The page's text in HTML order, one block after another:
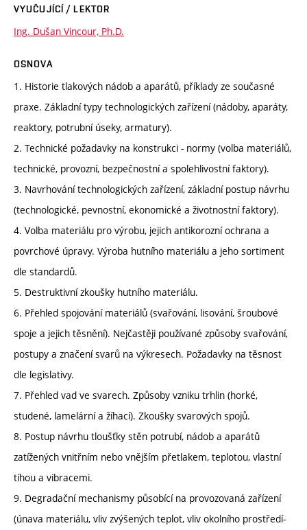
VYUČUJÍCÍ / LEKTOR
Ing. Dušan Vincour, Ph.D.
OSNOVA
1. Historie tlakových nádob a aparátů, příklady ze současné
praxe. Základní typy technologických zařízení (nádoby, aparáty,
reaktory, potrubní úseky, armatury).
2. Technické požadavky na konstrukci - normy (volba materiálů,
technické, provozní, bezpečnostní a spolehlivostní faktory).
3. Navrhování technologických zařízení, základní postup návrhu
(technologické, pevnostní, ekonomické a životnostní faktory).
4. Volba materiálu pro výrobu, jejich antikorozní ochrana a
povrchové úpravy. Výroba hutního materiálu a jeho sortiment
dle standardů.
5. Destruktivní zkoušky hutního materiálu.
6. Přehled spojování materiálů (svařování, lisování, šroubové
spoje a jejich těsnění). Nejčastěji používané způsoby svařování,
postupy a značení svarů na výkresech. Požadavky na těsnost
dle legislativy.
7. Přehled vad ve svarech. Způsoby vzniku trhlin (horké,
studené, lamelární a žíhací). Zkoušky svarových spojů.
8. Postup návrhu tloušťky stěn potrubí, nádob a aparátů
zatížených vnitřním nebo vnějším přetlakem, teplotou, vlastní
tíhou a vibracemi.
9. Degradační mechanismy působící na provozovaná zařízení
(únava materiálu, vliv zvýšených teplot, vliv okolního prostředí-